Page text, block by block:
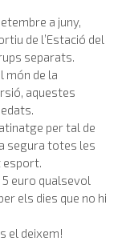
a juny,
de l’Estació del
separats.
món de la
aquestes
per tal de
segura totes les
esport.
euro qualsevol
els dies que no hi
el deixem!